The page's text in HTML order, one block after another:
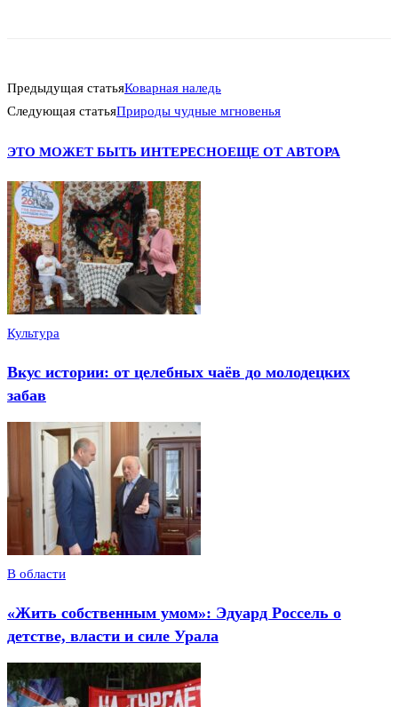
Предыдущая статьяКоварная наледь
Следующая статьяПрироды чудные мгновенья
ЭТО МОЖЕТ БЫТЬ ИНТЕРЕСНОЕЩЕ ОТ АВТОРА
Культура
Вкус истории: от целебных чаёв до молодецких
забав
В области
«Жить собственным умом»: Эдуард Россель о
детстве, власти и силе Урала